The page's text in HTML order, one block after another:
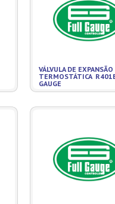
VÁLVULA DE EXPANSÃO
TERMOSTÁTICA
GAUGE